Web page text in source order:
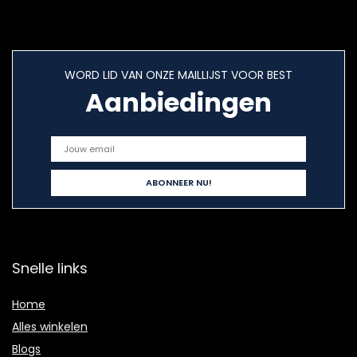
WORD LID VAN ONZE MAILLIJST VOOR BEST
Aanbiedingen
Snelle links
Home
Alles winkelen
Blogs